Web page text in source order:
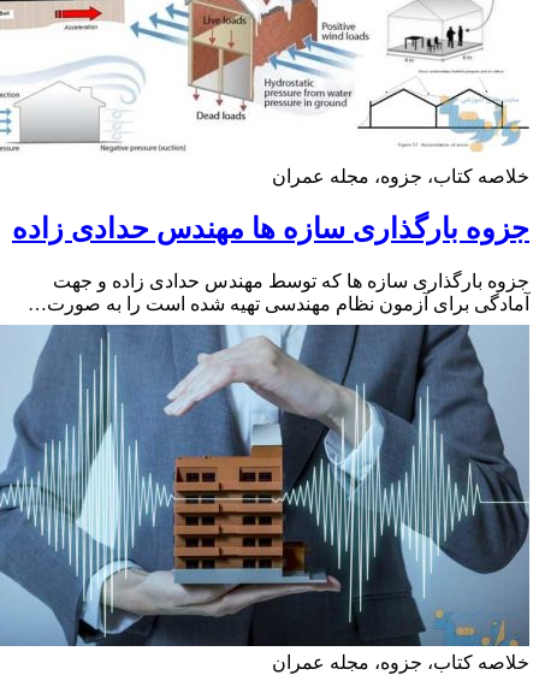
کتاب، جزوه، مجله عمران
بارگذاری سازه ها مهندس حدادی زاده
بارگذاری سازه ها که توسط مهندس حدادی زاده و جهت
برای آزمون نظام مهندسی تهیه شده است را به صورت…
کتاب، جزوه، مجله عمران